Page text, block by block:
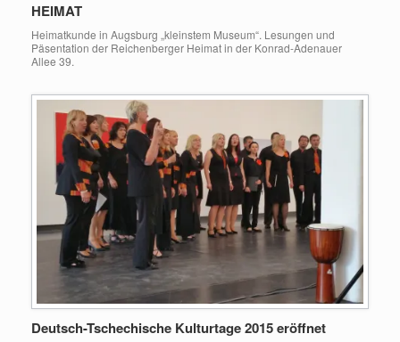
HEIMAT
Heimatkunde in Augsburg „kleinstem Museum“. Lesungen und
Päsentation der Reichenberger Heimat in der Konrad-Adenauer
Allee 39.
Deutsch-Tschechische Kulturtage 2015 eröffnet